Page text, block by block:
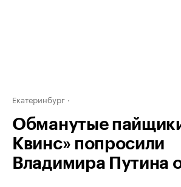
Екатеринбург
Обманутые
Квинс» попросили
Владимира Путина